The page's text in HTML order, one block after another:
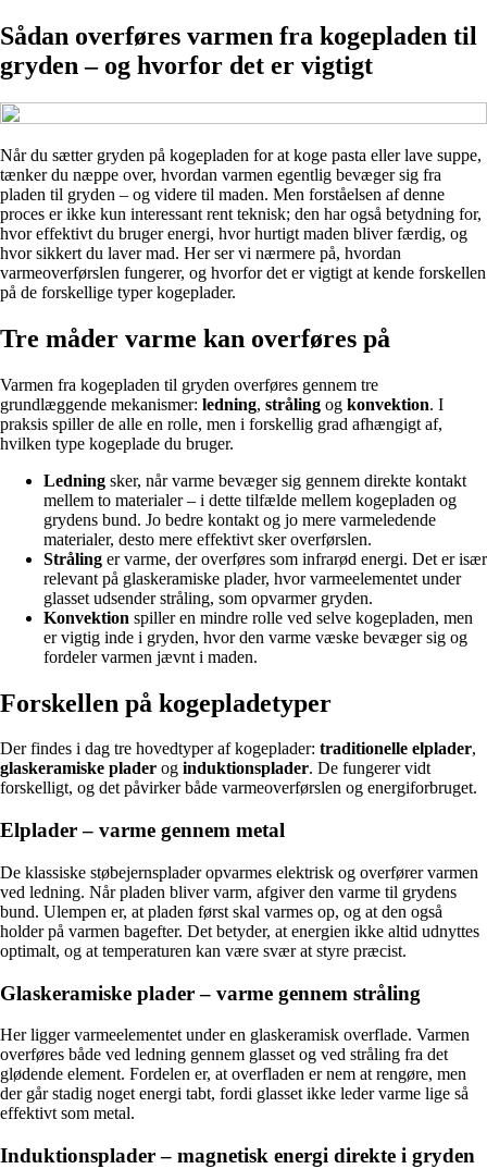
Sådan overføres varmen fra kogepladen til
gryden – og hvorfor det er vigtigt
Når du sætter gryden på kogepladen for at koge pasta eller lave suppe,
tænker du næppe over, hvordan varmen egentlig bevæger sig fra
pladen til gryden – og videre til maden. Men forståelsen af denne
proces er ikke kun interessant rent teknisk; den har også betydning for,
hvor effektivt du bruger energi, hvor hurtigt maden bliver færdig, og
hvor sikkert du laver mad. Her ser vi nærmere på, hvordan
varmeoverførslen fungerer, og hvorfor det er vigtigt at kende forskellen
på de forskellige typer kogeplader.
Tre måder varme kan overføres på
Varmen fra kogepladen til gryden overføres gennem tre
grundlæggende mekanismer: ledning, stråling og konvektion. I
praksis spiller de alle en rolle, men i forskellig grad afhængigt af,
hvilken type kogeplade du bruger.
Ledning sker, når varme bevæger sig gennem direkte kontakt
mellem to materialer – i dette tilfælde mellem kogepladen og
grydens bund. Jo bedre kontakt og jo mere varmeledende
materialer, desto mere effektivt sker overførslen.
Stråling er varme, der overføres som infrarød energi. Det er især
relevant på glaskeramiske plader, hvor varmeelementet under
glasset udsender stråling, som opvarmer gryden.
Konvektion spiller en mindre rolle ved selve kogepladen, men
er vigtig inde i gryden, hvor den varme væske bevæger sig og
fordeler varmen jævnt i maden.
Forskellen på kogepladetyper
Der findes i dag tre hovedtyper af kogeplader: traditionelle elplader,
glaskeramiske plader og induktionsplader. De fungerer vidt
forskelligt, og det påvirker både varmeoverførslen og energiforbruget.
Elplader – varme gennem metal
De klassiske støbejernsplader opvarmes elektrisk og overfører varmen
ved ledning. Når pladen bliver varm, afgiver den varme til grydens
bund. Ulempen er, at pladen først skal varmes op, og at den også
holder på varmen bagefter. Det betyder, at energien ikke altid udnyttes
optimalt, og at temperaturen kan være svær at styre præcist.
Glaskeramiske plader – varme gennem stråling
Her ligger varmeelementet under en glaskeramisk overflade. Varmen
overføres både ved ledning gennem glasset og ved stråling fra det
glødende element. Fordelen er, at overfladen er nem at rengøre, men
der går stadig noget energi tabt, fordi glasset ikke leder varme lige så
effektivt som metal.
Induktionsplader – magnetisk energi direkte i gryden